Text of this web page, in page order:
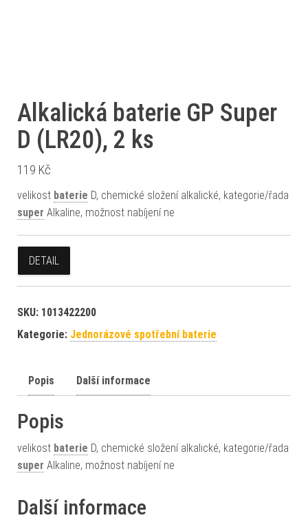
Alkalická baterie GP Super
D (LR20), 2 ks
119 Kč
velikost baterie D, chemické složení alkalické, kategorie/řada
super Alkaline, možnost nabíjení ne
DETAIL
SKU: 1013422200
Kategorie: Jednorázové spotřební baterie
Popis Další informace
Popis
velikost baterie D, chemické složení alkalické, kategorie/řada
super Alkaline, možnost nabíjení ne
Další informace